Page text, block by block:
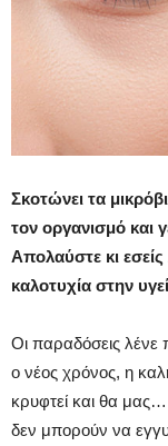
Σκοτώνει τα
τον οργανισμό και
Απολαύστε κι
καλοτυχία στην
Οι παραδόσεις
ο νέος χρόνος, η
κρυφτεί και θα μας…
δεν μπορούν να